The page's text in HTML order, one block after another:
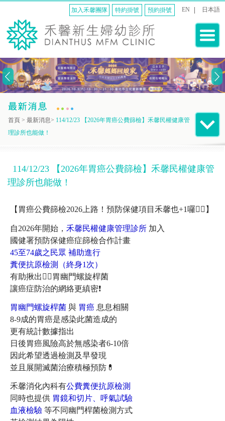
日本語
EN
加入禾馨團隊 預約掛號
特約掛號
首頁 > 最新消息> 114/12/23 【2026年胃癌公費篩檢】禾馨民權健康管
理診所也能做！
114/12/23 【2026年胃癌公費篩檢】禾馨民權健康管
理診所也能做！
【胃癌公費篩檢2026上路！預防保健項目禾馨也+1囉☝🏻】
自2026年開始， 禾馨民權健康管理診所 加入
國健署預防保健癌症篩檢合作計畫
45至74歲之民眾 補助進行
糞便抗原檢測（終身1次）
有助揪出👉🏻胃幽門螺旋桿菌
讓癌症防治的網絡更縝密❗
胃幽門螺旋桿菌 與 胃癌 息息相關
8-9成的胃癌是感染此菌造成的
更有統計數據指出
日後胃癌風險高於無感染者6-10倍
因此希望透過檢測及早發現
並且展開滅菌治療積極預防💊
禾馨消化內科有公費糞便抗原檢測
同時也提供 胃鏡和切片、呼氣試驗
血液檢驗 等不同幽門桿菌檢測方式